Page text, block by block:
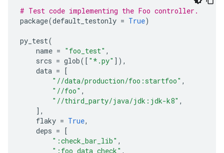
# Test code implementing the Foo controller.
package(default_testonly = True)
py_test(
name = "foo_test" ,
srcs = glob([ "*.py" ]),
data = [
"//data/production/foo:startfoo" ,
"//foo" ,
"//third_party/java/jdk:jdk-k8" ,
],
flaky = True,
deps = [
":check_bar_lib" ,
":foo_data_check" ,